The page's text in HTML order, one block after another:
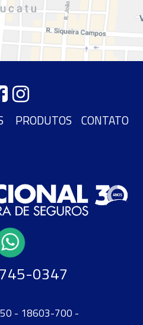
PRODUTOS CONTATO
0347
- 18603-700 -